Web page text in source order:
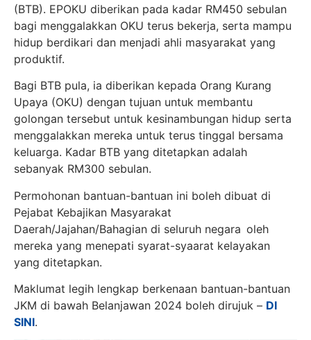
(BTB). EPOKU diberikan pada kadar RM450 sebulan
bagi menggalakkan OKU terus bekerja, serta mampu
hidup berdikari dan menjadi ahli masyarakat yang
produktif.
Bagi BTB pula, ia diberikan kepada Orang Kurang
Upaya (OKU) dengan tujuan untuk membantu
golongan tersebut untuk kesinambungan hidup serta
menggalakkan mereka untuk terus tinggal bersama
keluarga. Kadar BTB yang ditetapkan adalah
sebanyak RM300 sebulan.
Permohonan bantuan-bantuan ini boleh dibuat di
Pejabat Kebajikan Masyarakat
Daerah/Jajahan/Bahagian di seluruh negara oleh
mereka yang menepati syarat-syaarat kelayakan
yang ditetapkan.
Maklumat legih lengkap berkenaan bantuan-bantuan
JKM di bawah Belanjawan 2024 boleh dirujuk – DI
SINI.